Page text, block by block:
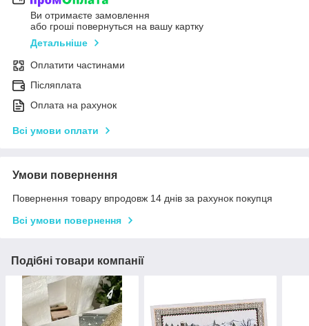
Ви отримаєте замовлення
або гроші повернуться на вашу картку
Детальніше
Оплатити частинами
Післяплата
Оплата на рахунок
Всі умови оплати
Умови повернення
Повернення товару впродовж 14 днів за рахунок покупця
Всі умови повернення
Подібні товари компанії